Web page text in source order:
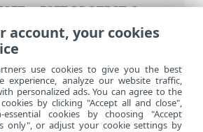
>ESET PROTECT On-
frequenti> Come
di ESET
account, your cookies
use cookies to give you the best
experience, analyze our website traffic,
personalized ads. You can agree to the
by clicking "Accept all and close",
cookies by choosing "Accept
only", or adjust your cookie settings by